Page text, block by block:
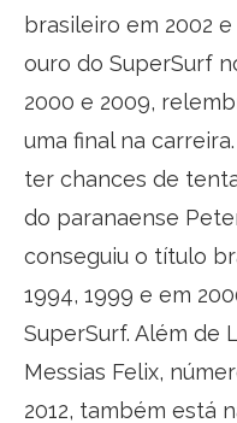
brasileiro em 2002
ouro do SuperSurf
2000 e 2009,
uma final na
ter chances de
do paranaense
conseguiu o título
1994, 1999 e em
SuperSurf. Além de
Messias Felix,
2012, também está